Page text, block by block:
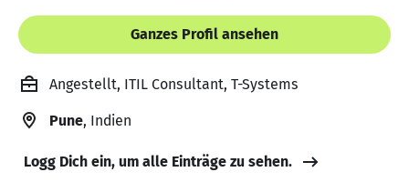
Ganzes Profil ansehen
Angestellt, ITIL Consultant, T-Systems
Pune, Indien
Logg Dich ein, um alle Einträge zu sehen.